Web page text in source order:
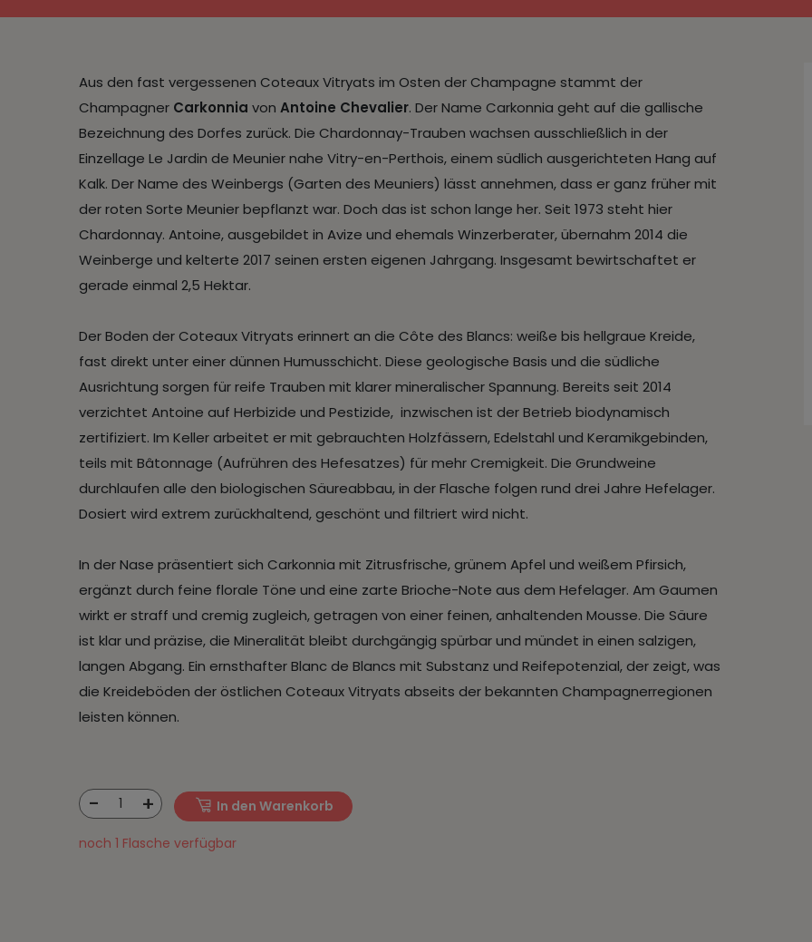
Aus den fast vergessenen Coteaux Vitryats im Osten der Champagne stammt der
Champagner Carkonnia von Antoine Chevalier. Der Name Carkonnia geht auf die gallische
Bezeichnung des Dorfes zurück. Die Chardonnay-Trauben wachsen ausschließlich in der
Einzellage Le Jardin de Meunier nahe Vitry-en-Perthois, einem südlich ausgerichteten Hang auf
Kalk. Der Name des Weinbergs (Garten des Meuniers) lässt annehmen, dass er ganz früher mit
der roten Sorte Meunier bepflanzt war. Doch das ist schon lange her. Seit 1973 steht hier
Chardonnay. Antoine, ausgebildet in Avize und ehemals Winzerberater, übernahm 2014 die
Weinberge und kelterte 2017 seinen ersten eigenen Jahrgang. Insgesamt bewirtschaftet er
gerade einmal 2,5 Hektar.
Der Boden der Coteaux Vitryats erinnert an die Côte des Blancs: weiße bis hellgraue Kreide,
fast direkt unter einer dünnen Humusschicht. Diese geologische Basis und die südliche
Ausrichtung sorgen für reife Trauben mit klarer mineralischer Spannung. Bereits seit 2014
verzichtet Antoine auf Herbizide und Pestizide, inzwischen ist der Betrieb biodynamisch
zertifiziert. Im Keller arbeitet er mit gebrauchten Holzfässern, Edelstahl und Keramikgebinden,
teils mit Bâtonnage (Aufrühren des Hefesatzes) für mehr Cremigkeit. Die Grundweine
durchlaufen alle den biologischen Säureabbau, in der Flasche folgen rund drei Jahre Hefelager.
Dosiert wird extrem zurückhaltend, geschönt und filtriert wird nicht.
In der Nase präsentiert sich Carkonnia mit Zitrusfrische, grünem Apfel und weißem Pfirsich,
ergänzt durch feine florale Töne und eine zarte Brioche-Note aus dem Hefelager. Am Gaumen
wirkt er straff und cremig zugleich, getragen von einer feinen, anhaltenden Mousse. Die Säure
ist klar und präzise, die Mineralität bleibt durchgängig spürbar und mündet in einen salzigen,
langen Abgang. Ein ernsthafter Blanc de Blancs mit Substanz und Reifepotenzial, der zeigt, was
die Kreideböden der östlichen Coteaux Vitryats abseits der bekannten Champagnerregionen
leisten können.
- 1 + In den Warenkorb
noch 1 Flasche verfügbar